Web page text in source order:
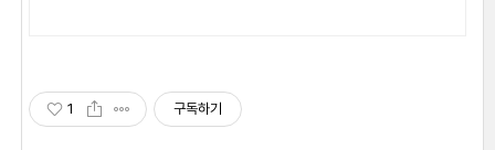
1 구독하기